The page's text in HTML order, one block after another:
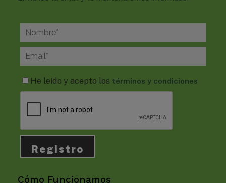
He leído y acepto los términos y condiciones
Cómo Funcionamos